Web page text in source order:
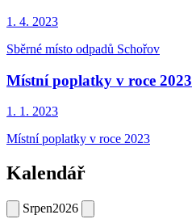
1. 4. 2023
Sběrné místo odpadů Schořov
Místní poplatky v roce 2023
1. 1. 2023
Místní poplatky v roce 2023
Kalendář
Srpen2026